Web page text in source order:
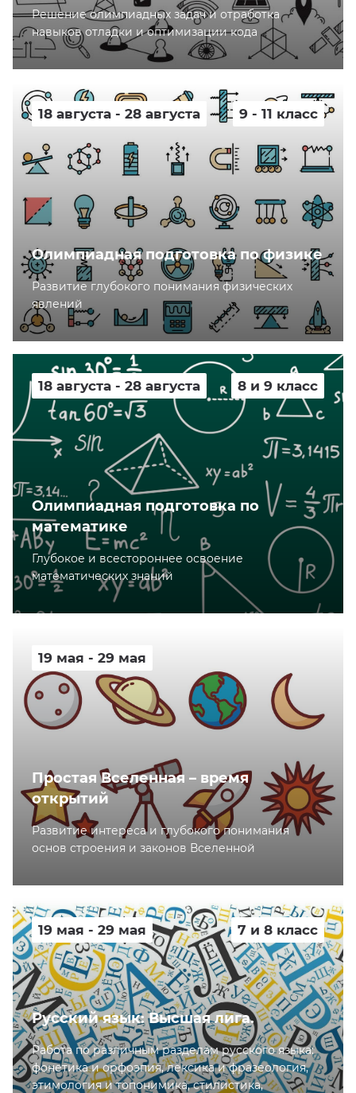
Решение олимпиадных задач и отработка
навыков отладки и оптимизации кода
18 августа - 28 августа 9 - 11 класс
Олимпиадная подготовка по физике
Развитие глубокого понимания физических
явлений
18 августа - 28 августа 8 и 9 класс
Олимпиадная подготовка по
математике
Глубокое и всестороннее освоение
математических знаний
19 мая - 29 мая
Простая Вселенная – время
открытий
Развитие интереса и глубокого понимания
основ строения и законов Вселенной
19 мая - 29 мая 7 и 8 класс
Русский язык: Высшая лига.
Работа по различным разделам русского языка:
фонетика и орфоэпия, лексика и фразеология,
этимология и топонимика, стилистика,